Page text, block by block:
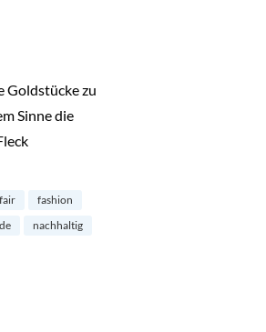
Goldstücke zu
Sinne die
St.Pauli“
fair
fashion
nachhaltig